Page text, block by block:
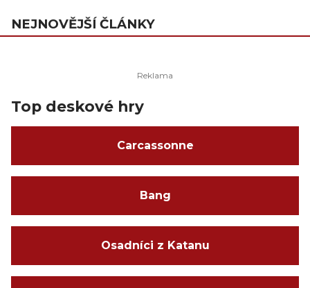
NEJNOVĚJŠÍ ČLÁNKY
Top deskové hry
Carcassonne
Bang
Osadníci z Katanu